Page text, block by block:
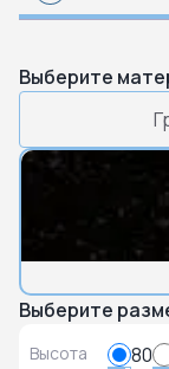
Выберите
Выберите
Высота 80